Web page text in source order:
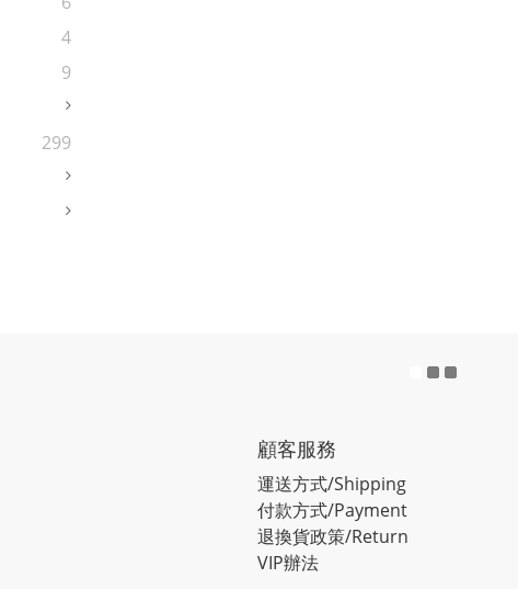
4
9
299
顧客服務
運送方式/Shipping
付款方式/Payment
退換貨政策/Return
VIP辦法